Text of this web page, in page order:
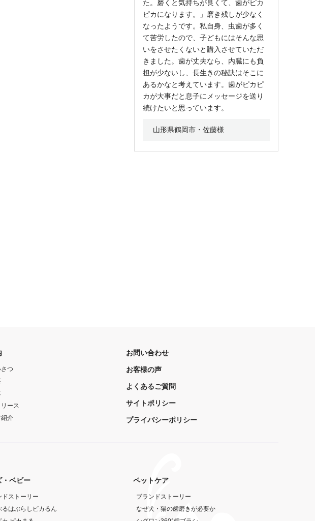
た。磨くと気持ちが良くて、歯がピカ
ピカになります。」磨き残しが少なく
なったようです。私自身、虫歯が多く
て苦労したので、子どもにはそんな思
いをさせたくないと購入させていただ
きました。歯が丈夫なら、内臓にも負
担が少ないし、長生きの秘訣はそこに
あるかなと考えています。歯がピカピ
カが大事だと息子にメッセージを送り
続けたいと思っています。
山形県鶴岡市・佐藤様
つ
ース
紹介
お問い合わせ
お客様の声
よくあるご質問
サイトポリシー
プライバシーポリシー
・ベビー
ドストーリー
るはぶらしピカるん
ペットケア
ブランドストーリー
なぜ犬・猫の歯磨きが必要か